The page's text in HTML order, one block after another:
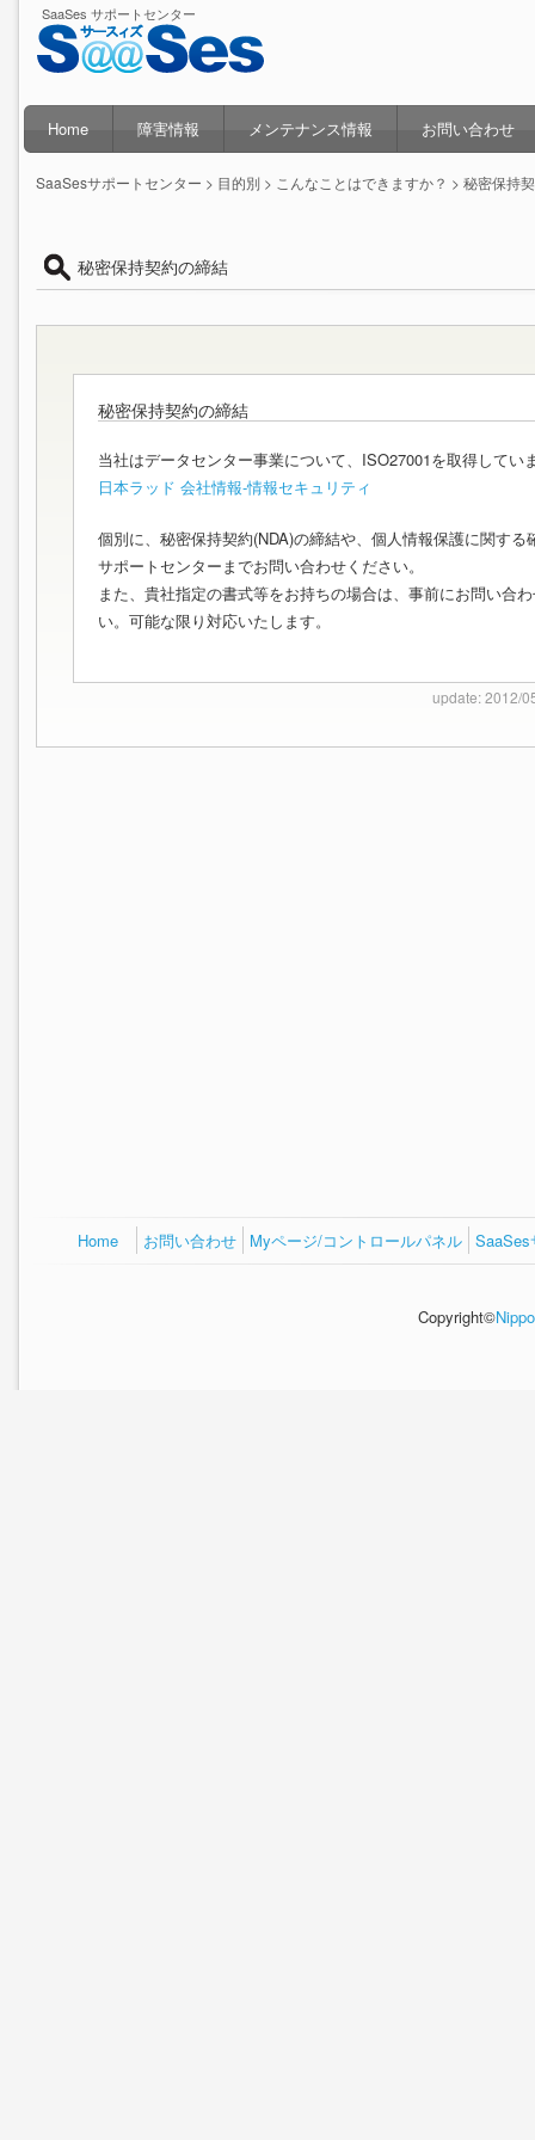
SaaSes サポートセンター
Home 障害情報 メンテナンス情報 お問い合わせ
SaaSesサポートセンター > 目的別 > こんなことはできますか？ > 秘密保持
秘密保持契約の締結
秘密保持契約の締結
当社はデータセンター事業について、ISO27001を取得してい
日本ラッド 会社情報-情報セキュリティ
個別に、秘密保持契約(NDA)の締結や、個人情報保護に関す
サポートセンターまでお問い合わせください。
また、貴社指定の書式等をお持ちの場合は、事前にお問い合
い。可能な限り対応いたします。
update: 2012/
Home お問い合わせ Myページ/コントロールパネル SaaSes
Copyright©